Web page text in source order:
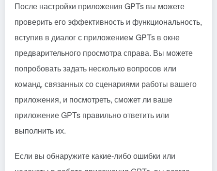
После настройки приложения GPTs вы можете
проверить его эффективность и функциональность,
вступив в диалог с приложением GPTs в окне
предварительного просмотра справа. Вы можете
попробовать задать несколько вопросов или
команд, связанных со сценариями работы вашего
приложения, и посмотреть, сможет ли ваше
приложение GPTs правильно ответить или
выполнить их.
Если вы обнаружите какие-либо ошибки или